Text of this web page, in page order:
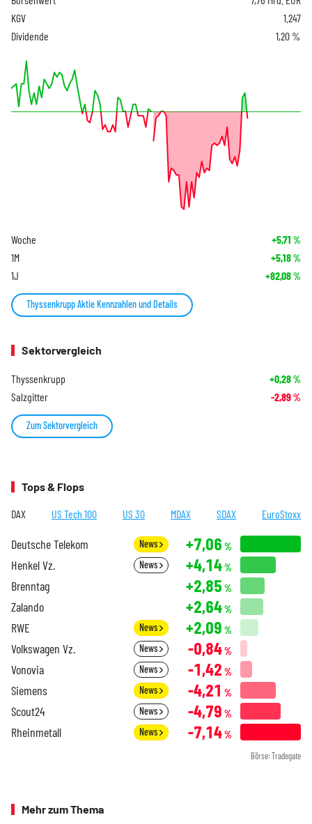
KGV
1.247
Dividende
1,20 %
Woche +5,71 %
1M +5,18%
1J +82,08%
Thyssenkrupp Aktie Kennzahlen und Details
Sektorvergleich
Thyssenkrupp +0,28%
Salzgitter -2,89%
Zum Sektorvergleich
Tops & Flops
DAX US Tech 100 US 30 MDAX SDAX EuroStoxx
Deutsche Telekom News +7,06 %
Henkel Vz. News +4,14%
Brenntag +2,85 %
Zalando +2,64%
RWE News +2,09 %
Volkswagen Vz. News -0,84%
Vonovia News -1,42 %
Siemens News -4,21 %
Scout24 News -4,79 %
Rheinmetall News -7,14%
Börse: Tradegate
Mehr zum Thema